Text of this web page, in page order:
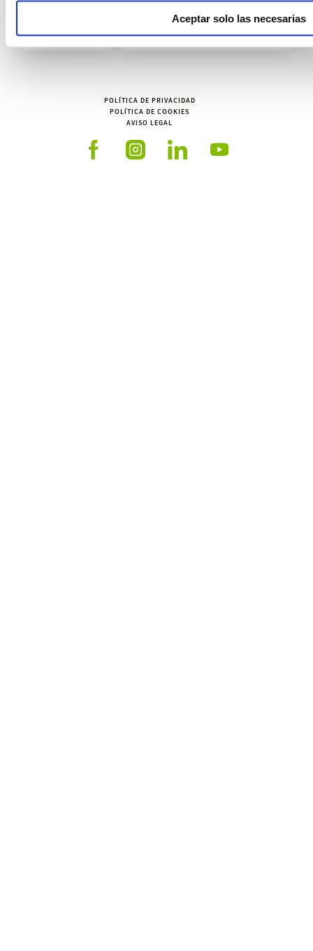
Aceptar solo las necesarias
Español España
POLÍTICA DE PRIVACIDAD
POLÍTICA DE COOKIES
AVISO LEGAL